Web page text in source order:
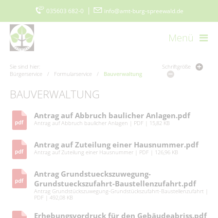
035603 682-0 info@amt-burg-spreewald.de
Menü
Startseite
Impressum
Barrierefreiheitserklärung
www.burgimspreewald.de
Aktuelles
Aktuelle Meldungen
Ausschreibungen
Stellenmarkt
Ausschreibungen/Vergaben
Amtsblatt
Burger Spreewaldzeitung
Amt & Gemeinden
Grußwort
Gemeinden
Politik & Verwaltung
Der Amtsdirektor
Amt I – Hauptverwaltung
Bürgerservice
Sie sind hier:
Bürgerservice
/ Formularservice / Bauverwaltung
Schriftgröße
BAUVERWALTUNG
Antrag auf Abbruch baulicher Anlagen.pdf
Antrag auf Abbruch baulicher Anlagen PDF 15,82 KB
Antrag auf Zuteilung einer Hausnummer.pdf
Antrag auf Zuteilung einer Hausnummer PDF 126,96 KB
Antrag Grundstueckszuwegung-
Grundstueckszufahrt-Baustellenzufahrt.pdf
Antrag Grundstückszuwegung-Grundstückszufahrt-Baustellenzufahrt
PDF
492,08 KB
Erhebungsvordruck für den Gebäudeabriss.pdf